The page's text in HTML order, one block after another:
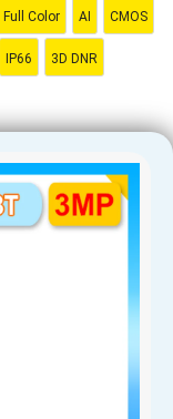
Full Color AI CMOS
IP66 3D DNR